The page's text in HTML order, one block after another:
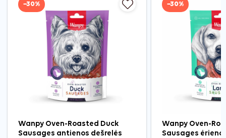
−30%
Wanpy Oven-Roasted Duck
Sausages antienos dešrelės
−30%
Wanpy Oven-
Sausages